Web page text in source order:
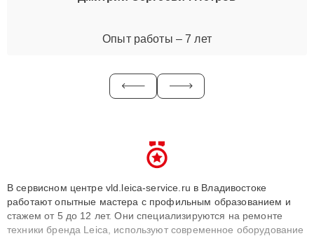
Опыт работы – 7 лет
В сервисном центре vld.leica-service.ru в Владивостоке
работают опытные мастера с профильным образованием и
стажем от 5 до 12 лет. Они специализируются на ремонте
техники бренда Leica, используют современное оборудование